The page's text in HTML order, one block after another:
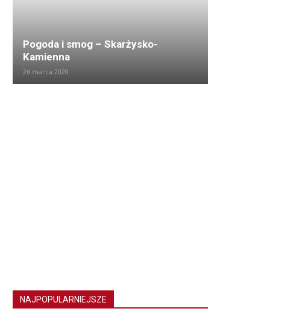
Pogoda i smog – Skarżysko-
Kamienna
26 marca 2020
NAJPOPULARNIEJSZE